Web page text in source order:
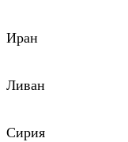
Иран
Ливан
Сирия